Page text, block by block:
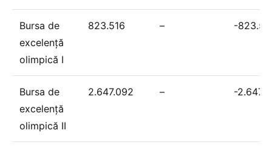
Bursa de
excelență
olimpică I
823.516 – -
Bursa de
excelență
olimpică II
2.647.092 – -